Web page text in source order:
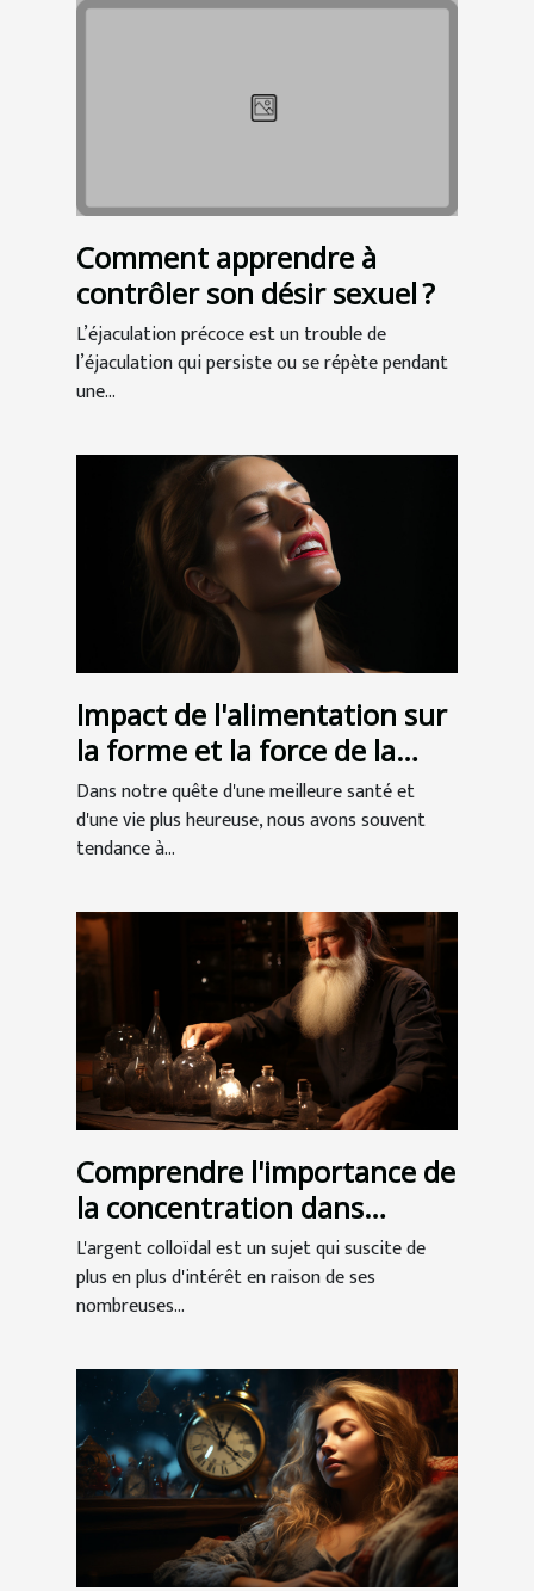
Comment apprendre à
contrôler son désir sexuel ?
L’éjaculation précoce est un trouble de
l’éjaculation qui persiste ou se répète pendant
une...
Impact de l'alimentation sur
la forme et la force de la
mâchoire
Dans notre quête d'une meilleure santé et
d'une vie plus heureuse, nous avons souvent
tendance à...
Comprendre l'importance de
la concentration dans
l'argent colloïdal
L'argent colloïdal est un sujet qui suscite de
plus en plus d'intérêt en raison de ses
nombreuses...